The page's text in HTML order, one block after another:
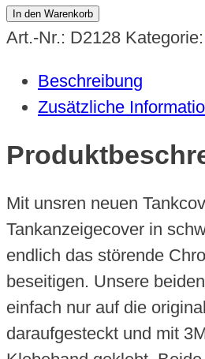
+
Tankanzeigecover
Menge
In den Warenkorb
Art.-Nr.: D2128 Kategorie:
Beschreibung
Zusätzliche
Mit unsren neuen
Tankanzeigecover in
endlich das störende
beseitigen. Unsere
einfach nur auf die
daraufgesteckt und mit